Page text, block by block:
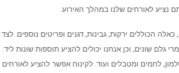
נציע לאורחים שלנו במהלך האירוע.
הכוללים ירקות, גבינות, דגנים ופריטים נוספים. לצד
גלם שונים, וכן אנחנו יכולים להציע תוספות שונות ליד.
לחמים ומטבלים ועוד. לקינוח אפשר להציע לאורחים